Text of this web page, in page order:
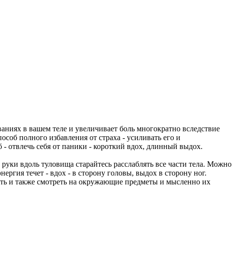
в вашем теле и увеличивает боль многократно вследствие
полного избавления от страха - усиливать его и
- отвлечь себя от паники - короткий вдох, длинный выдох.
вдоль туловища старайтесь расслаблять все части тела. Можно
течет - вдох - в сторону головы, выдох в сторону ног.
и также смотреть на окружающие предметы и мысленно их